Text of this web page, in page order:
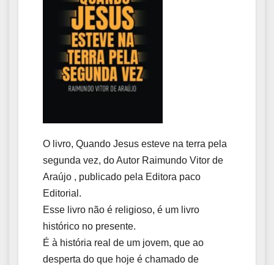
O livro, Quando Jesus esteve na terra pela
segunda vez, do Autor Raimundo Vitor de
Araújo , publicado pela Editora paco
Editorial.
Esse livro não é religioso, é um livro
histórico no presente.
É à história real de um jovem, que ao
desperta do que hoje é chamado de